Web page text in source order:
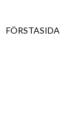
FÖRSTASIDA